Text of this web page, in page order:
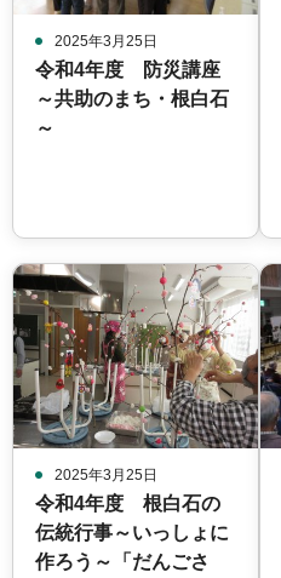
2025年3月25日
令和4年度 防災講座
～共助のまち・根白石
～
2025年3月25日
令和4年度 根白石の
伝統行事～いっしょに
作ろう～「だんごさ